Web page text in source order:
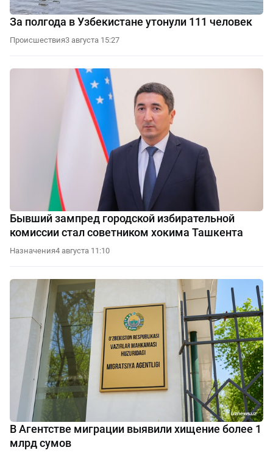
За полгода в Узбекистане утонули 111 человек
Происшествия3 августа 15:27
Бывший зампред городской избирательной
комиссии стал советником хокима Ташкента
Назначения4 августа 11:10
В Агентстве миграции выявили хищение более 1
млрд сумов